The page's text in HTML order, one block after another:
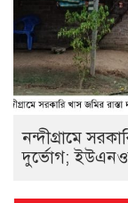
নন্দীগ্রামে
দুর্ভোগ;